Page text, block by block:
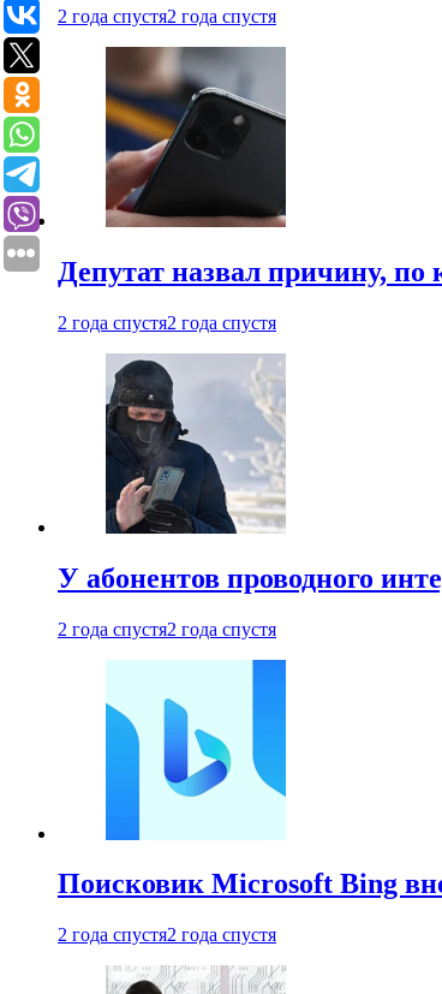
2 года спустя2 года спустя
Депутат назвал причину,
2 года спустя2 года спустя
У абонентов проводного
2 года спустя2 года спустя
Поисковик Microsoft Bing
2 года спустя2 года спустя